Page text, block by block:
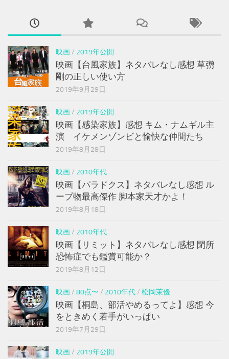
映画/ 2019年公開
映画【台風家族】ネタバレなし感想 草彅
剛の正しい使い方
2019年9月29日
映画/ 2019年公開
映画【感染家族】感想 キム・ナムギル主
演 イケメンゾンビと愉快な仲間たち
2019年8月28日
映画/ 2010年代
映画【パラドクス】ネタバレなし感想 ル
ープ物最高傑作 脚本家天才かよ！
2019年8月18日
映画/ 2010年代
映画【リミット】ネタバレなし感想 閉所
恐怖症でも鑑賞可能か？
2019年8月12日
映画/ 80点〜 / 2010年代/ 松岡茉優
映画【桐島、部活やめるってよ】感想 今
をときめく若手がいっぱい
2019年7月29日
映画/ 2019年公開